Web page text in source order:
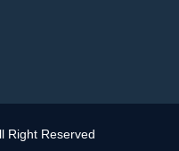
Right Reserved